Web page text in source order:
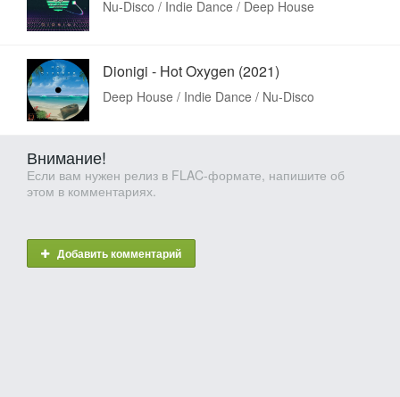
Nu-Disco / Indie Dance / Deep House
Dionigi - Hot Oxygen (2021)
Deep House / Indie Dance / Nu-Disco
Внимание!
Если вам нужен релиз в FLAC-формате, напишите об
этом в комментариях.
Добавить комментарий